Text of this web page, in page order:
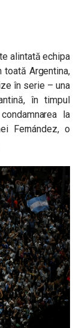
alintată echipa
Argentina,
în serie – una
în timpul
la
Fernández, o